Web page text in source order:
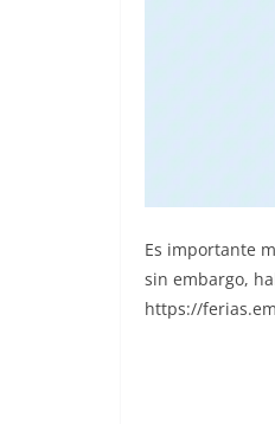
Es importante
sin embargo,
https://